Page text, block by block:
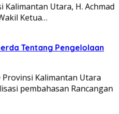
Kalimantan Utara, H. Achmad
Ketua…
Tentang Pengelolaan
Provinsi Kalimantan Utara
pembahasan Rancangan